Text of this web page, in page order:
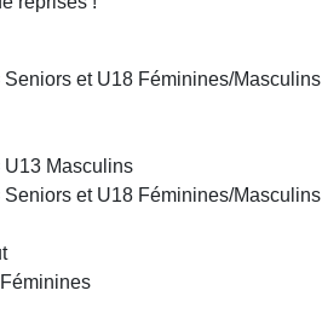
et U18 Féminines/Masculins
Masculins
et U18 Féminines/Masculins